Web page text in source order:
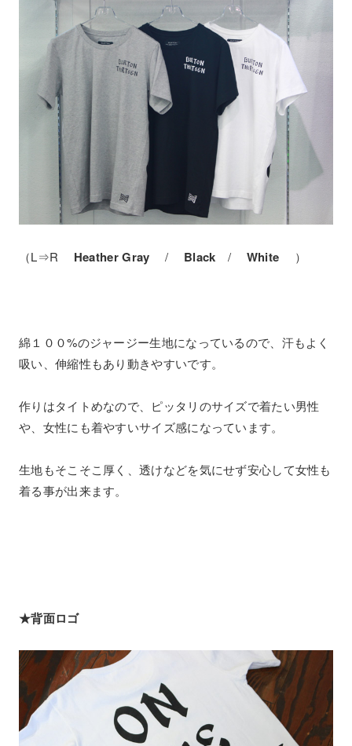
（L⇒R Heather Gray/ Black / White ）
綿１００%のジャージー生地になっているので、汗もよく
吸い、伸縮性もあり動きやすいです。
作りはタイトめなので、ピッタリのサイズで着たい男性
や、女性にも着やすいサイズ感になっています。
生地もそこそこ厚く、透けなどを気にせず安心して女性も
着る事が出来ます。
★背面ロゴ